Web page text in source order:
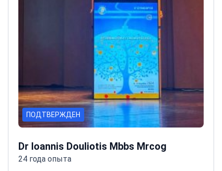
ПОДТВЕРЖДЕН
Dr Ioannis Douliotis Mbbs Mrcog
24 года опыта